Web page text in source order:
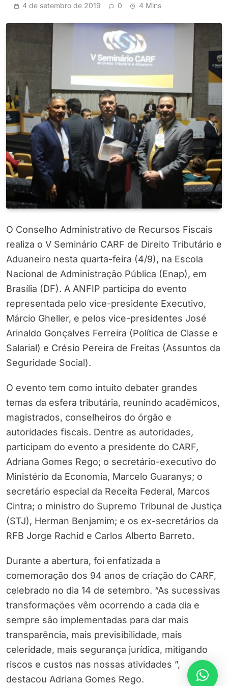
4 de setembro de 2019 0 4 Mins
O Conselho Administrativo de Recursos Fiscais
realiza o V Seminário CARF de Direito Tributário e
Aduaneiro nesta quarta-feira (4/9), na Escola
Nacional de Administração Pública (Enap), em
Brasília (DF). A ANFIP participa do evento
representada pelo vice-presidente Executivo,
Márcio Gheller, e pelos vice-presidentes José
Arinaldo Gonçalves Ferreira (Política de Classe e
Salarial) e Crésio Pereira de Freitas (Assuntos da
Seguridade Social).
O evento tem como intuito debater grandes
temas da esfera tributária, reunindo acadêmicos,
magistrados, conselheiros do órgão e
autoridades fiscais. Dentre as autoridades,
participam do evento a presidente do CARF,
Adriana Gomes Rego; o secretário-executivo do
Ministério da Economia, Marcelo Guaranys; o
secretário especial da Receita Federal, Marcos
Cintra; o ministro do Supremo Tribunal de Justiça
(STJ), Herman Benjamim; e os ex-secretários da
RFB Jorge Rachid e Carlos Alberto Barreto.
Durante a abertura, foi enfatizada a
comemoração dos 94 anos de criação do CARF,
celebrado no dia 14 de setembro. “As sucessivas
transformações vêm ocorrendo a cada dia e
sempre são implementadas para dar mais
transparência, mais previsibilidade, mais
celeridade, mais segurança jurídica, mitigando
riscos e custos nas nossas atividades ”,
destacou Adriana Gomes Rego.